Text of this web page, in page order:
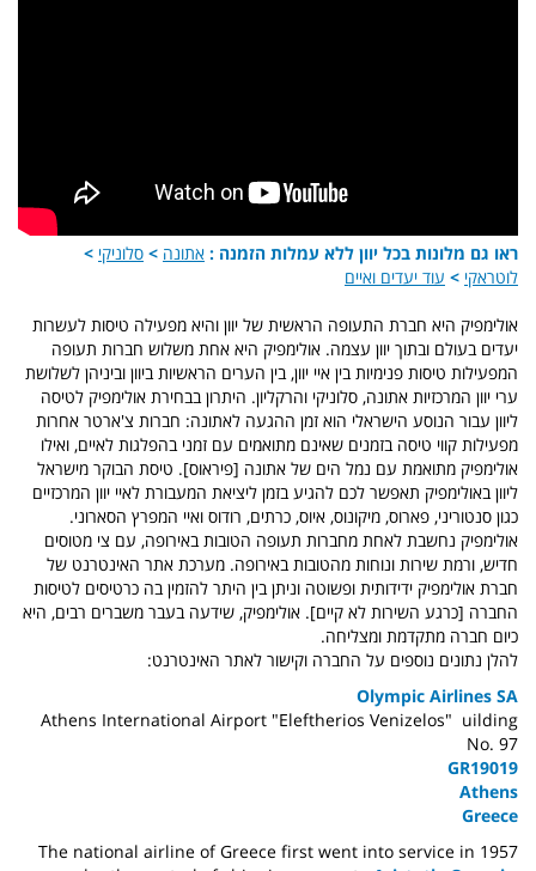
ראו גם מלונות בכל יוון ללא עמלות הזמנה : אתונה > סלוניקי >
לוטראקי > עוד יעדים ואיים
אולימפיק היא חברת התעופה הראשית של יוון והיא מפעילה טיסות לעשרות
יעדים בעולם ובתוך יוון עצמה. אולימפיק היא אחת משלוש חברות תעופה
המפעילות טיסות פנימיות בין איי יוון, בין הערים הראשיות ביוון וביניהן לשלושת
ערי יוון המרכזיות אתונה, סלוניקי והרקליון. היתרון בבחירת אולימפיק לטיסה
ליוון עבור הנוסע הישראלי הוא זמן ההגעה לאתונה: חברות צ'ארטר אחרות
מפעילות קווי טיסה בזמנים שאינם מתואמים עם זמני בהפלגות לאיים, ואילו
אולימפיק מתואמת עם נמל הים של אתונה [פיראוס]. טיסת הבוקר מישראל
ליוון באולימפיק תאפשר לכם להגיע בזמן ליציאת המעבורת לאיי יוון המרכזיים
כגון סנטוריני, פארוס, מיקונוס, איוס, כרתים, רודוס ואיי המפרץ הסארוני.
אולימפיק נחשבת לאחת מחברות תעופה הטובות באירופה, עם צי מטוסים
חדיש, ורמת שירות ונוחות מהטובות באירופה. מערכת אתר האינטרנט של
חברת אולימפיק ידידותית ופשוטה וניתן בין היתר להזמין בה כרטיסים לטיסות
החברה [כרגע השירות לא קיים]. אולימפיק, שידעה בעבר משברים רבים, היא
כיום חברה מתקדמת ומצליחה.
להלן נתונים נוספים על החברה וקישור לאתר האינטרנט:
Olympic Airlines SA
Athens International Airport "Eleftherios Venizelos" uilding
No. 97
GR19019
Athens
Greece
The national airline of Greece first went into service in 1957